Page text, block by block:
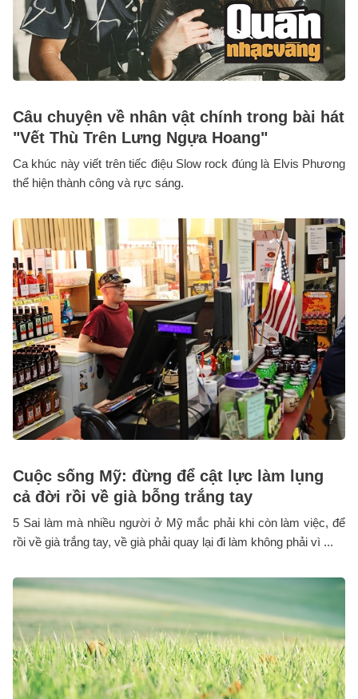
Câu chuyện về nhân vật chính trong bài hát
"Vết Thù Trên Lưng Ngựa Hoang"
Ca khúc này viết trên tiếc điệu Slow rock đúng là Elvis Phương
thể hiện thành công và rực sáng.
Cuộc sống Mỹ: đừng để cật lực làm lụng
cả đời rồi về già bỗng trắng tay
5 Sai làm mà nhiều người ở Mỹ mắc phải khi còn làm việc, để
rồi về già trắng tay, về già phải quay lại đi làm không phải vì ...